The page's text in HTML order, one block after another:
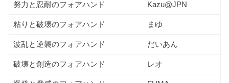
努力と忍耐のフォアハンド Kazu@JPN
粘りと破壊のフォアハンド まゆ
波乱と逆襲のフォアハンド だいあん
破壊と創造のフォアハンド レオ